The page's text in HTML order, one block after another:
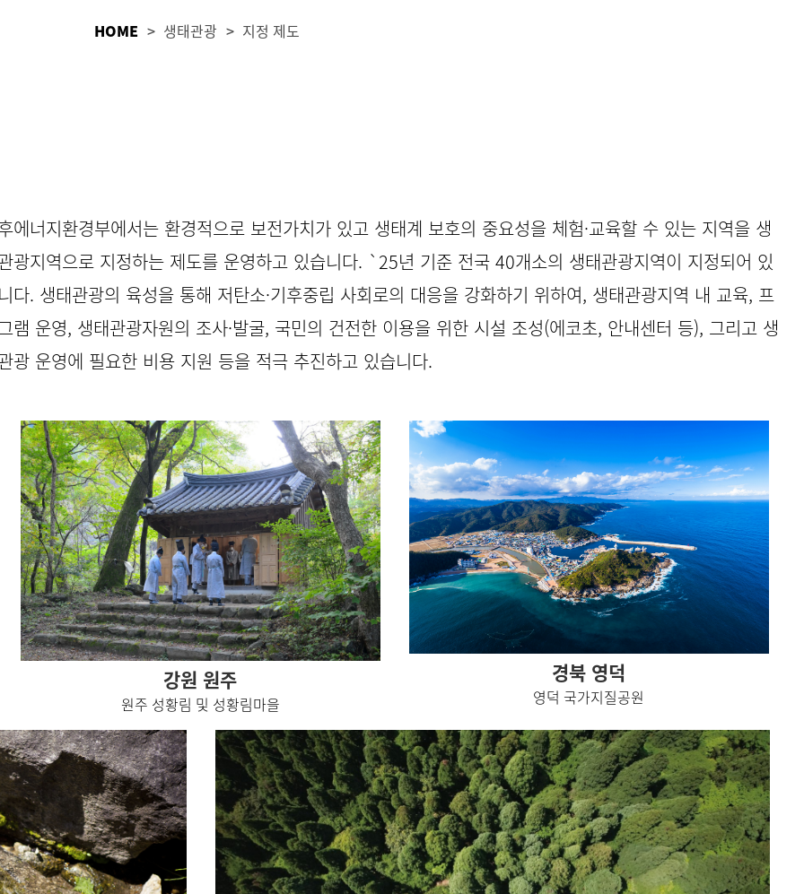
HOME 생태관광 지정 제도
에너지환경부에서는 환경적으로 보전가치가 있고 생태계 보호의 중요성을 체험·교육할 수 있는 지역을 생
광지역으로 지정하는 제도를 운영하고 있습니다. `25년 기준 전국 40개소의 생태관광지역이 지정되어 있
다. 생태관광의 육성을 통해 저탄소·기후중립 사회로의 대응을 강화하기 위하여, 생태관광지역 내 교육, 프
램 운영, 생태관광자원의 조사·발굴, 국민의 건전한 이용을 위한 시설 조성(에코초, 안내센터 등), 그리고 생
광 운영에 필요한 비용 지원 등을 적극 추진하고 있습니다.
강원 원주
원주 성황림 및 성황림마을
경북 영덕
영덕 국가지질공원